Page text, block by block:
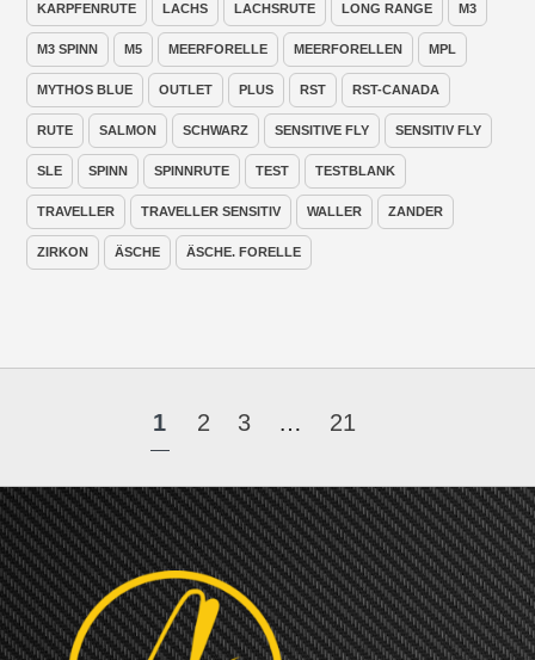
KARPFENRUTE LACHS LACHSRUTE LONG RANGE M3
M3 SPINN M5 MEERFORELLE MEERFORELLEN MPL
MYTHOS BLUE OUTLET PLUS RST RST-CANADA
RUTE SALMON SCHWARZ SENSITIVE FLY SENSITIV FLY
SLE SPINN SPINNRUTE TEST TESTBLANK
TRAVELLER TRAVELLER SENSITIV WALLER ZANDER
ZIRKON ÄSCHE ÄSCHE. FORELLE
1 2 3 … 21